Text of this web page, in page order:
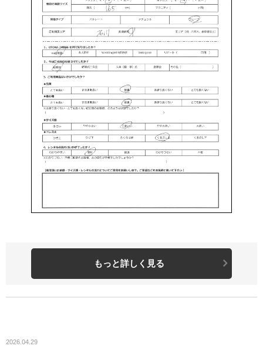
もっと詳しく見る
2026.04.29